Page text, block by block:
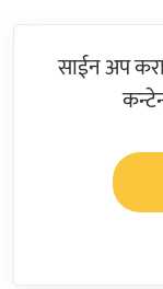
साईन अप